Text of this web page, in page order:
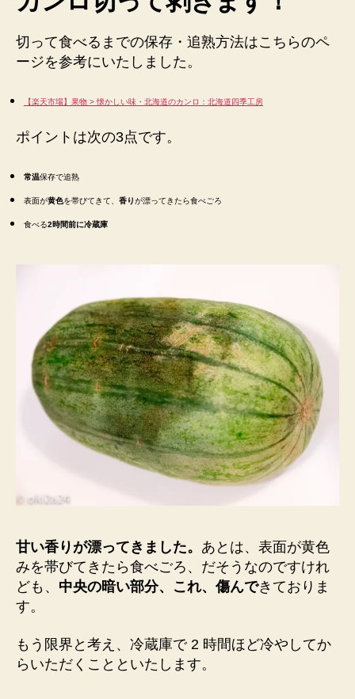
の
切って食べるまでの保存・追熟方法はこちらのペ
ージを参考にいたしました。
【楽天市場】果物 > 懐かしい味・北海道のカンロ：北海道四季工房
ポイントは次の3点です。
常温保存で追熟
表面が黄色を帯びてきて、 香りが漂ってきたら食べごろ
食べる2時間前に冷蔵庫
甘い香りが漂ってきま した。 あとは、表面が黄色
みを帯びてきたら食べごろ、だそうなのですけれ
ども、 中央の暗い部分、これ、傷んできておりま
す。
もう 限界と考え、冷蔵庫で 2 時間ほど冷やしてか
らいただくことといた します。